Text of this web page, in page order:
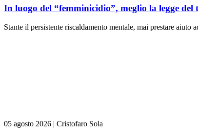
In luogo del “femminicidio”, meglio la legge
Stante il persistente riscaldamento mentale, mai prestare aiuto
05 agosto 2026 | Cristofaro Sola